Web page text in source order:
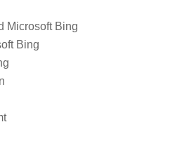
Microsoft Bing
Bing